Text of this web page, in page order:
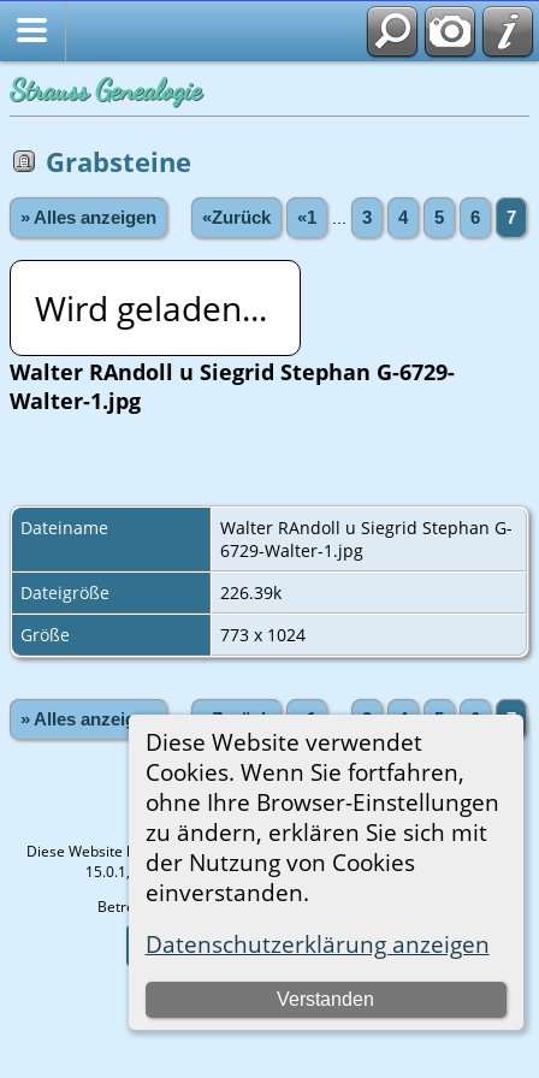
Strauss Genealogie
Diese Website verwendet
Cookies. Wenn Sie fortfahren,
ohne Ihre Browser-Einstellungen
zu ändern, erklären Sie sich mit
der Nutzung von Cookies
einverstanden.
Datenschutzerklärung anzeigen
Verstanden
Grabsteine
» Alles anzeigen «Zurück «1 3 4 5 6 7
Wird geladen...
Walter RAndoll u Siegrid Stephan G-6729-
Walter-1.jpg
Dateiname
Walter RAndoll u Siegrid Stephan G-
6729-Walter-1.jpg
Dateigröße
226.39k
Größe
773 x 1024
» Alles anzeigen «Zurück «1 ... 3 4 5 6 7
Diese Website läuft mit The Next Generation of Genealogy Sitebuilding
15.0.1, programmiert von Darrin Lythgoe © 2001-2026.
Betreut von Gisela Strauß. |Datenschutzerklärung
Zur Desktop-Webseite wechseln